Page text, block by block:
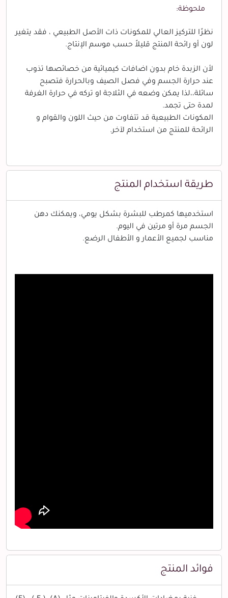
ملحوظة:
نظرًا للتركيز العالي للمكونات ذات الأصل الطبيعي ، فقد يتغير
لون أو رائحة المنتج قليلاً حسب موسم الإنتاج.
لأن الزبدة خام بدون اضافات كيميائية من خصائصها تذوب
عند حرارة الجسم وفي فصل الصيف وبالحرارة فتصبح
سائلة،،لذا يمكن وضعه في الثلاجة او تركه في حرارة الغرفة
لمدة حتى تجمد.
المكونات الطبيعية قد تتفاوت من حيث اللون والقوام و
الرائحة للمنتج من استخدام لآخر.
طريقة استخدام المنتج
استخدميها كمرطب للبشرة بشكل يومي، ويمكنك دهن
الجسم مرة أو مرتين في اليوم.
مناسب لجميع الأعمار و الأطفال الرضع.
فوائد المنتج